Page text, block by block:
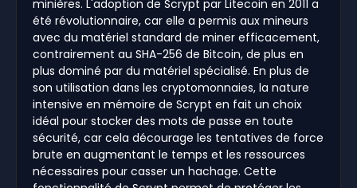
minières. L'adoption de Scrypt par Litecoin en 2011 a
été révolutionnaire, car elle a permis aux mineurs
avec du matériel standard de miner efficacement,
contrairement au SHA-256 de Bitcoin, de plus en
plus dominé par du matériel spécialisé. En plus de
son utilisation dans les cryptomonnaies, la nature
intensive en mémoire de Scrypt en fait un choix
idéal pour stocker des mots de passe en toute
sécurité, car cela décourage les tentatives de force
brute en augmentant le temps et les ressources
nécessaires pour casser un hachage. Cette